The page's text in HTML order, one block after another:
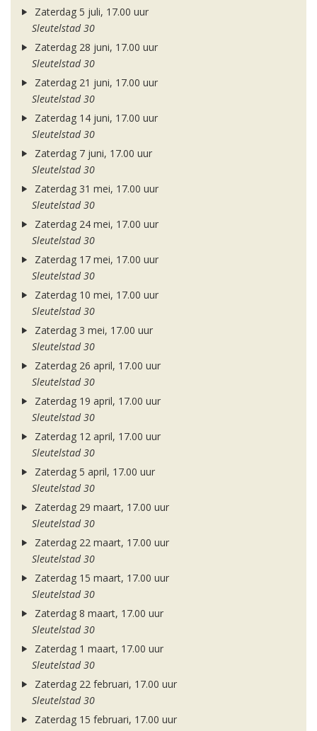
Zaterdag 5 juli, 17.00 uur
Sleutelstad 30
Zaterdag 28 juni, 17.00 uur
Sleutelstad 30
Zaterdag 21 juni, 17.00 uur
Sleutelstad 30
Zaterdag 14 juni, 17.00 uur
Sleutelstad 30
Zaterdag 7 juni, 17.00 uur
Sleutelstad 30
Zaterdag 31 mei, 17.00 uur
Sleutelstad 30
Zaterdag 24 mei, 17.00 uur
Sleutelstad 30
Zaterdag 17 mei, 17.00 uur
Sleutelstad 30
Zaterdag 10 mei, 17.00 uur
Sleutelstad 30
Zaterdag 3 mei, 17.00 uur
Sleutelstad 30
Zaterdag 26 april, 17.00 uur
Sleutelstad 30
Zaterdag 19 april, 17.00 uur
Sleutelstad 30
Zaterdag 12 april, 17.00 uur
Sleutelstad 30
Zaterdag 5 april, 17.00 uur
Sleutelstad 30
Zaterdag 29 maart, 17.00 uur
Sleutelstad 30
Zaterdag 22 maart, 17.00 uur
Sleutelstad 30
Zaterdag 15 maart, 17.00 uur
Sleutelstad 30
Zaterdag 8 maart, 17.00 uur
Sleutelstad 30
Zaterdag 1 maart, 17.00 uur
Sleutelstad 30
Zaterdag 22 februari, 17.00 uur
Sleutelstad 30
Zaterdag 15 februari, 17.00 uur